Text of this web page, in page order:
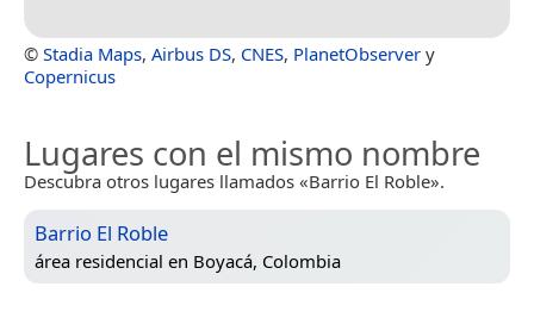
© Stadia Maps, Airbus DS, CNES, PlanetObserver y
Copernicus
Lugares con el mismo nombre
Descubra otros lugares llamados «Barrio El Roble».
Barrio El Roble
área residencial en Boyacá, Colombia